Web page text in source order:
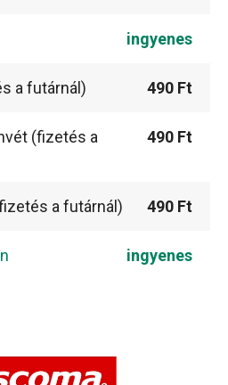
ingyenes
a futárnál) 490 Ft
(fizetés a
490 Ft
a futárnál) 490 Ft
ingyenes